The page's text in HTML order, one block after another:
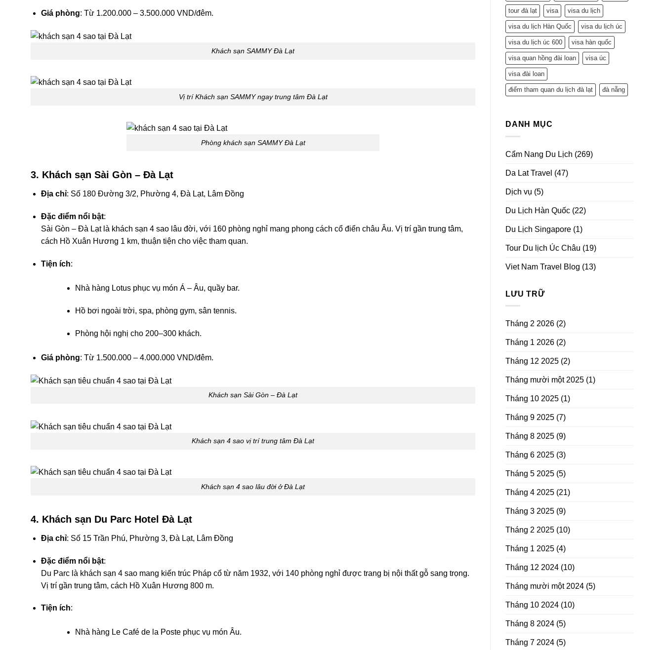
Giá phòng: Từ 1.200.000 – 3.500.000 VND/đêm.
Khách sạn SAMMY Đà Lạt
Vị trí Khách sạn SAMMY ngay trung tâm Đà Lạt
Phòng khách sạn SAMMY Đà Lạt
3. Khách sạn Sài Gòn – Đà Lạt
Địa chỉ: Số 180 Đường 3/2, Phường 4, Đà Lạt, Lâm Đồng
Đặc điểm nổi bật:
Sài Gòn – Đà Lạt là khách sạn 4 sao lâu đời, với 160 phòng nghỉ mang phong cách cổ điển châu Âu. Vị trí gần trung tâm,
cách Hồ Xuân Hương 1 km, thuận tiện cho việc tham quan.
Tiện ích:
Nhà hàng Lotus phục vụ món Á – Âu, quầy bar.
Hồ bơi ngoài trời, spa, phòng gym, sân tennis.
Phòng hội nghị cho 200–300 khách.
Giá phòng: Từ 1.500.000 – 4.000.000 VND/đêm.
Khách sạn Sài Gòn – Đà Lạt
Khách sạn 4 sao vị trí trung tâm Đà Lạt
Khách sạn 4 sao lâu đời ở Đà Lạt
4. Khách sạn Du Parc Hotel Đà Lạt
Địa chỉ: Số 15 Trần Phú, Phường 3, Đà Lạt, Lâm Đồng
Đặc điểm nổi bật:
Du Parc là khách sạn 4 sao mang kiến trúc Pháp cổ từ năm 1932, với 140 phòng nghỉ được trang bị nội thất gỗ sang trọng.
Vị trí gần trung tâm, cách Hồ Xuân Hương 800 m.
Tiện ích:
Nhà hàng Le Café de la Poste phục vụ món Âu.
tour đà lạt visa visa du lịch
visa du lịch Hàn Quốc visa du lịch úc
visa du lịch úc 600 visa hàn quốc
visa quan hồng đài loan visa úc
visa đài loan
điểm tham quan du lịch đà lạt đà nẵng
DANH MỤC
Cẩm Nang Du Lịch (269)
Da Lat Travel (47)
Dịch vụ (5)
Du Lịch Hàn Quốc (22)
Du Lịch Singapore (1)
Tour Du lịch Úc Châu (19)
Viet Nam Travel Blog (13)
LƯU TRỮ
Tháng 2 2026 (2)
Tháng 1 2026 (2)
Tháng 12 2025 (2)
Tháng mười một 2025 (1)
Tháng 10 2025 (1)
Tháng 9 2025 (7)
Tháng 8 2025 (9)
Tháng 6 2025 (3)
Tháng 5 2025 (5)
Tháng 4 2025 (21)
Tháng 3 2025 (9)
Tháng 2 2025 (10)
Tháng 1 2025 (4)
Tháng 12 2024 (10)
Tháng mười một 2024 (5)
Tháng 10 2024 (10)
Tháng 8 2024 (5)
Tháng 7 2024 (5)